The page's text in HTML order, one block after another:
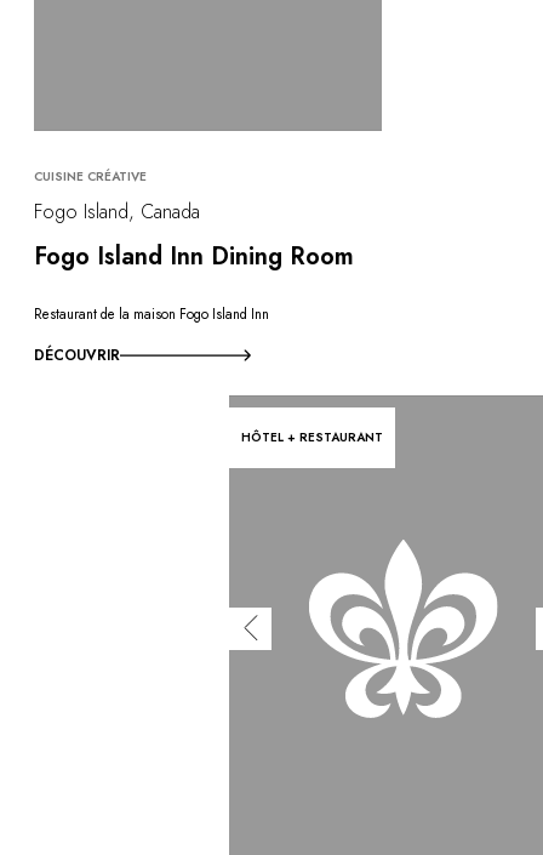
CUISINE CRÉATIVE
Fogo Island, Canada
Fogo Island Inn Dining Room
Restaurant de la maison Fogo Island Inn
DÉCOUVRIR
HÔTEL + RESTAURANT